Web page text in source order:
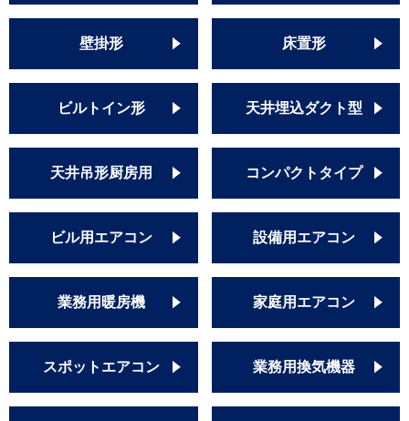
壁掛形 床置形
ビルトイン形 天井埋込ダクト型
天井吊形厨房用 コンパクトタイプ
ビル用エアコン 設備用エアコン
業務用暖房機 家庭用エアコン
スポットエアコン 業務用換気機器